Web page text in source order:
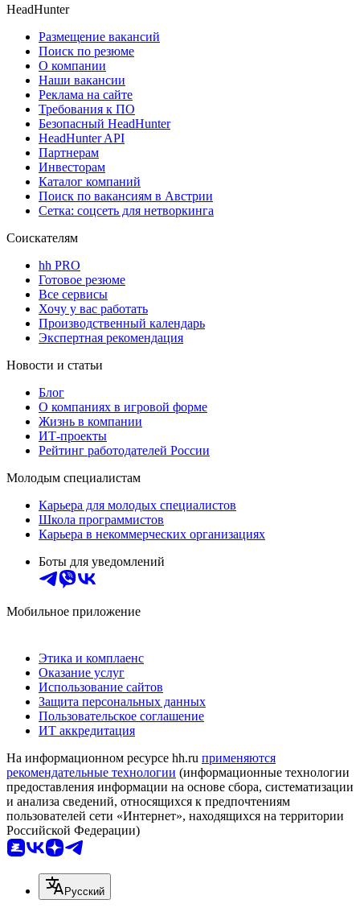
HeadHunter
Размещение вакансий
Поиск по резюме
О компании
Наши вакансии
Реклама на сайте
Требования к ПО
Безопасный HeadHunter
HeadHunter API
Партнерам
Инвесторам
Каталог компаний
Поиск по вакансиям в Австрии
Сетка: соцсеть для нетворкинга
Соискателям
hh PRO
Готовое резюме
Все сервисы
Хочу у вас работать
Производственный календарь
Экспертная рекомендация
Новости и статьи
Блог
О компаниях в игровой форме
Жизнь в компании
ИТ-проекты
Рейтинг работодателей России
Молодым специалистам
Карьера для молодых специалистов
Школа программистов
Карьера в некоммерческих организациях
Боты для уведомлений
Мобильное приложение
Этика и комплаенс
Оказание услуг
Использование сайтов
Защита персональных данных
Пользовательское соглашение
ИТ аккредитация
На информационном ресурсе hh.ru применяются
рекомендательные технологии (информационные технологии
предоставления информации на основе сбора, систематизации
и анализа сведений, относящихся к предпочтениям
пользователей сети «Интернет», находящихся на территории
Российской Федерации)
Русский